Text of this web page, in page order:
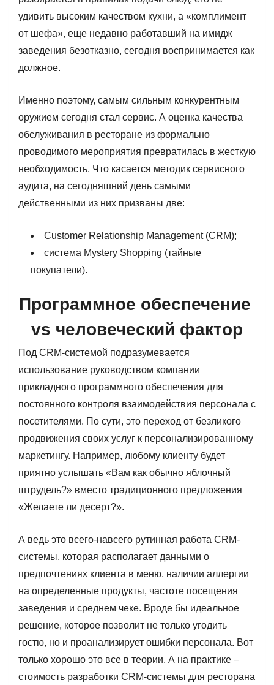
удивить высоким качеством кухни, а «комплимент
от шефа», еще недавно работавший на имидж
заведения безотказно, сегодня воспринимается как
должное.
Именно поэтому, самым сильным конкурентным
оружием сегодня стал сервис. А оценка качества
обслуживания в ресторане из формально
проводимого мероприятия превратилась в жесткую
необходимость. Что касается методик сервисного
аудита, на сегодняшний день самыми
действенными из них призваны две:
Customer Relationship Management (CRM);
система Mystery Shopping (тайные
покупатели).
Программное обеспечение
vs человеческий фактор
Под CRM-системой подразумевается
использование руководством компании
прикладного программного обеспечения для
постоянного контроля взаимодействия персонала с
посетителями. По сути, это переход от безликого
продвижения своих услуг к персонализированному
маркетингу. Например, любому клиенту будет
приятно услышать «Вам как обычно яблочный
штрудель?» вместо традиционного предложения
«Желаете ли десерт?».
А ведь это всего-навсего рутинная работа CRM-
системы, которая располагает данными о
предпочтениях клиента в меню, наличии аллергии
на определенные продукты, частоте посещения
заведения и среднем чеке. Вроде бы идеальное
решение, которое позволит не только угодить
гостю, но и проанализирует ошибки персонала. Вот
только хорошо это все в теории. А на практике –
стоимость разработки CRM-системы для ресторана